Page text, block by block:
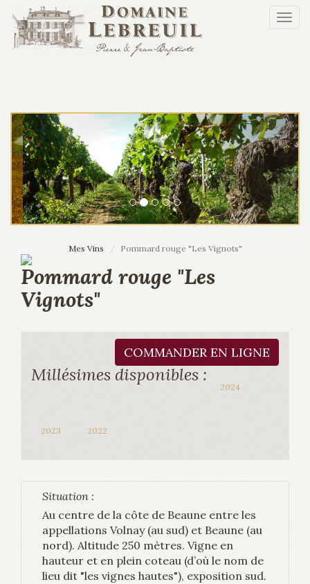
Aller au contenu principal
Mes Vins Pommard rouge "Les Vignots"
Pommard rouge "Les
Vignots"
COMMANDER EN LIGNE
Millésimes disponibles :
2024
2023 2022
Situation :
Au centre de la côte de Beaune entre les
appellations Volnay (au sud) et Beaune (au
nord). Altitude 250 mètres. Vigne en
hauteur et en plein coteau (d’où le nom de
lieu dit "les vignes hautes"), exposition sud.